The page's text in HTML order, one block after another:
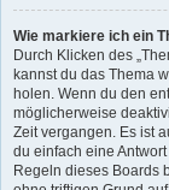
Wie markiere ich ein
Durch Klicken des
kannst du das Thema
holen. Wenn du den
möglicherweise
Zeit vergangen. Es ist
du einfach eine
Regeln dieses Boards